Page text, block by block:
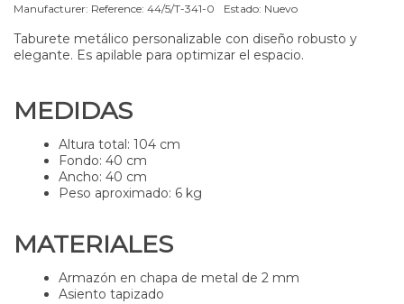
Manufacturer: Reference: 44/5/T-341-0 Estado: Nuevo
Taburete metálico personalizable con diseño robusto y
elegante. Es apilable para optimizar el espacio.
MEDIDAS
Altura total: 104 cm
Fondo: 40 cm
Ancho: 40 cm
Peso aproximado: 6 kg
MATERIALES
Armazón en chapa de metal de 2 mm
Asiento tapizado